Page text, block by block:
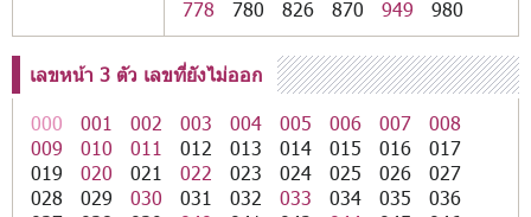
778
780 826 870 949 980
เลขหน้า 3 ตัว เลขที่ยังไม่ออก
000
001 002 003 004 005 006 007
008
009
010 011 012 013 014 015 016
017
019
020 021 022 023 024 025 026
027
028
029 030 031 032 033 034 035
036